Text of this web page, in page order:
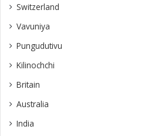
Switzerland
Vavuniya
Pungudutivu
Kilinochchi
Britain
Australia
India